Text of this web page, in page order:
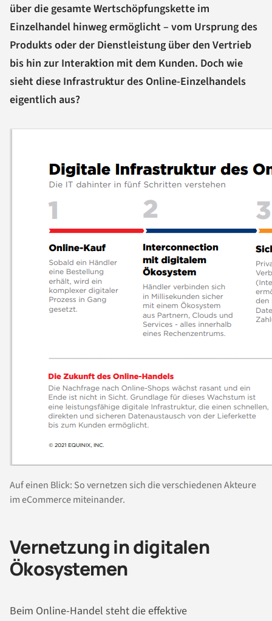
über die gesamte Wertschöpfungskette im
Einzelhandel hinweg ermöglicht – vom Ursprung des
Produkts oder der Dienstleistung über den Vertrieb
bis hin zur Interaktion mit dem Kunden. Doch wie
sieht diese Infrastruktur des Online-Einzelhandels
eigentlich aus?
Auf einen Blick: So vernetzen sich die verschiedenen Akteure
im eCommerce miteinander.
Vernetzung in digitalen
Ökosystemen
Beim Online-Handel steht die effektive